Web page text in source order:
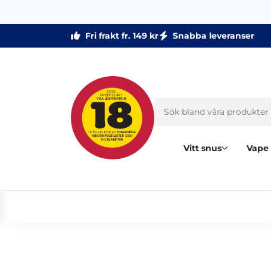
Fri frakt fr. 149 kr Snabba leveranser
Vitt snus Vape